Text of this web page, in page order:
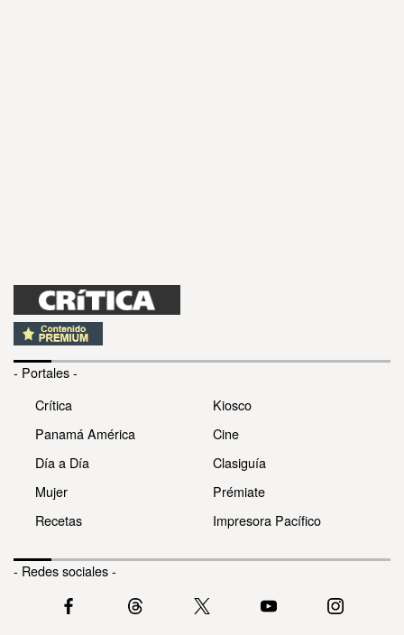
- Portales -
Crítica
Panamá América
Día a Día
Mujer
Recetas
Kiosco
Cine
Clasiguía
Prémiate
Impresora Pacífico
- Redes sociales -